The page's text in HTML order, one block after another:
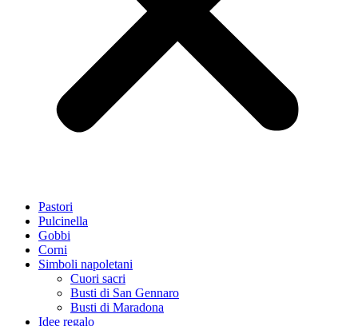
Pastori
Pulcinella
Gobbi
Corni
Simboli napoletani
Cuori sacri
Busti di San Gennaro
Busti di Maradona
Idee regalo